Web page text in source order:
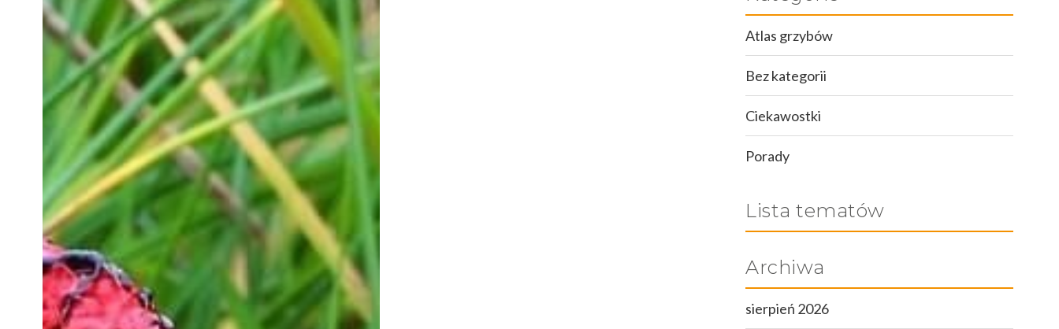
Hit enter to search or ESC to close
Atlas grzybów
Bez kategorii
Ciekawostki
Porady
Lista tematów
Archiwa
sierpień 2026